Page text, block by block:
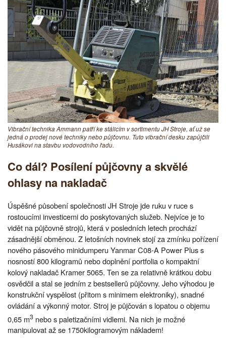
Vibrační technika Ammann patří ke stálicím v sortimentu JH Stroje, ať už se
jedná o prodej nové techniky nebo půjčovnu. Tuto vibrační desku zapůjčili
Husákovi na stavbu vodovodního řadu.
Co dál? Posílení půjčovny a skvělé
ohlasy na nakladač
Úspěšné působení společnosti JH Stroje jde ruku v ruce s
rostoucími investicemi do poskytovaných služeb. Nejvíce je to
vidět na půjčovně strojů, která v posledních letech prochází
zásadnější obměnou. Z letošních novinek stojí za zmínku pořízení
nového pásového minidumperu Yanmar C08-A Power Plus s
nosností 800 kilogramů nebo doplnění portfolia o kompaktní
kolový nakladač Kramer 5065. Ten se za relativně krátkou dobu
osvědčil a stal se jedním z bestsellerů půjčovny. Jeho výhodou je
konstrukční vyspělost (přitom s minimem elektroniky), snadné
ovládání a výkonný motor. Stroj je půjčován s lopatou o objemu
0,65 m3 nebo s paletizačními vidlemi. Na nich je možné
manipulovat až se 1750kilogramovým nákladem!